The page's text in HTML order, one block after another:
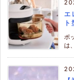
エ
ポ
は